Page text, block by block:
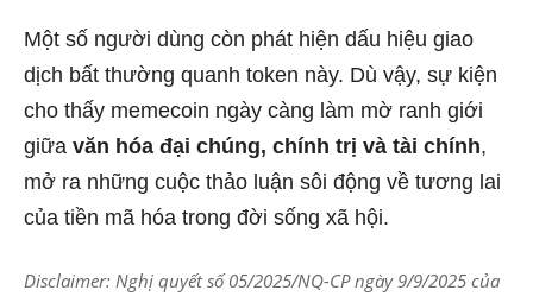
Một số người dùng còn phát hiện dấu hiệu giao
dịch bất thường quanh token này. Dù vậy, sự kiện
cho thấy memecoin ngày càng làm mờ ranh giới
giữa văn hóa đại chúng, chính trị và tài chính,
mở ra những cuộc thảo luận sôi động về tương lai
của tiền mã hóa trong đời sống xã hội.
Disclaimer: Nghị quyết số 05/2025/NQ-CP ngày 9/9/2025 của